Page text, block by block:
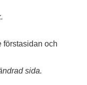
förstasidan och
sida.